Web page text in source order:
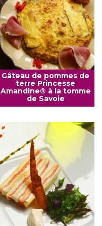
Gâteau de pommes de
terre Princesse
Amandine® à la tomme
de Savoie